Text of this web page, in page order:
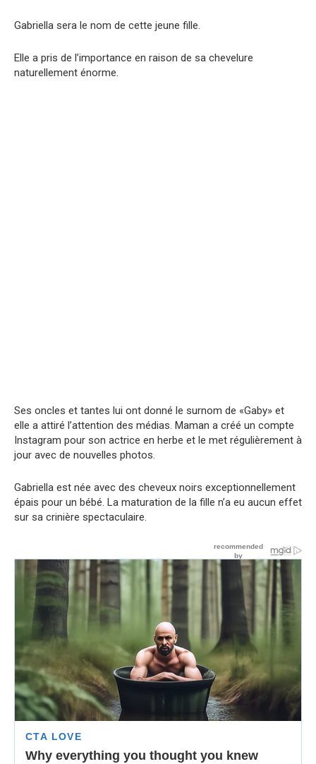
Gabriella sera le nom de cette jeune fille.
Elle a pris de l’importance en raison de sa chevelure
naturellement énorme.
Ses oncles et tantes lui ont donné le surnom de «Gaby» et
elle a attiré l’attention des médias. Maman a créé un compte
Instagram pour son actrice en herbe et le met régulièrement à
jour avec de nouvelles photos.
Gabriella est née avec des cheveux noirs exceptionnellement
épais pour un bébé. La maturation de la fille n’a eu aucun effet
sur sa crinière spectaculaire.